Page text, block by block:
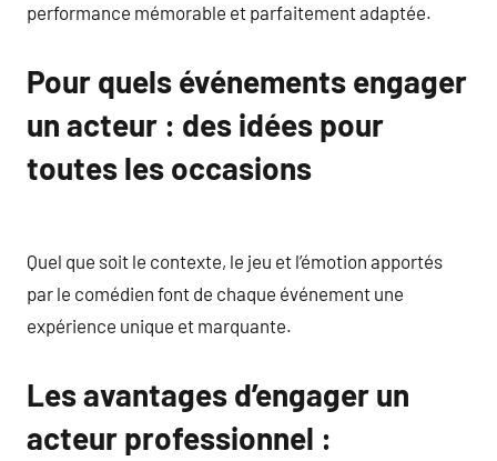
performance mémorable et parfaitement adaptée.
Pour quels événements engager
un acteur : des idées pour
toutes les occasions
Quel que soit le contexte, le jeu et l’émotion apportés
par le comédien font de chaque événement une
expérience unique et marquante.
Les avantages d’engager un
acteur professionnel :